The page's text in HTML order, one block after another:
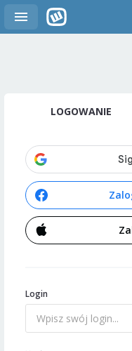
LOGOWANIE
Login